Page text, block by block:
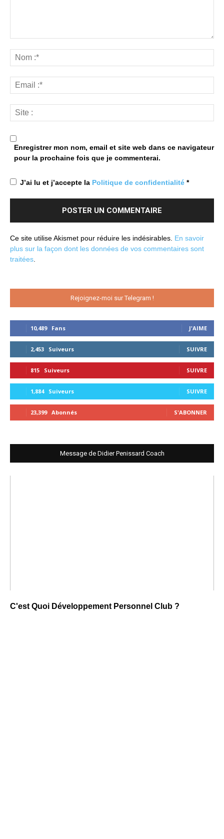
Enregistrer mon nom, email et site web dans ce navigateur
pour la prochaine fois que je commenterai.
J’ai lu et j’accepte la Politique de confidentialité *
Ce site utilise Akismet pour réduire les indésirables. En savoir
plus sur la façon dont les données de vos commentaires sont
traitées
Rejoignez-moi sur Telegram !
10,489 Fans J'AIME
2,453 Suiveurs SUIVRE
815 Suiveurs SUIVRE
1,884 Suiveurs SUIVRE
23,399 Abonnés S'ABONNER
Message de Didier Penissard Coach
C'est Quoi Développement Personnel Club ?